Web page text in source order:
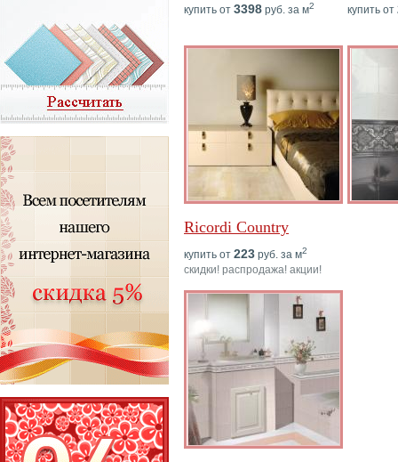
купить от 3398 руб. за м2 купить от
Ricordi Country
купить от 223 руб. за м2
скидки! распродажа! акции!